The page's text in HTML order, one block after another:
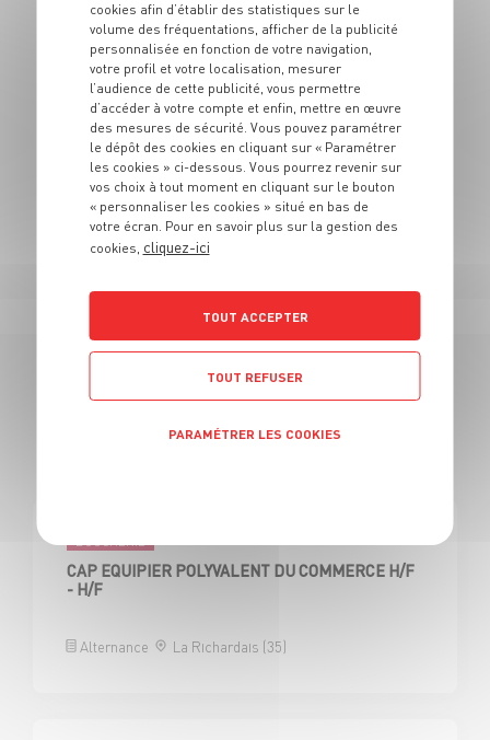
- Donner les conseils culinaires au
client
Concernant l'inscription au CFA, vous devrez faire les
démarches d'inscription directement auprès du CFA.
Attention ! Certains CFA demandent des dossiers de
pré-inscription ! Rapprochez-vous de ces derniers.
N'hésitez pas à vous rendre au sein de nos rayons
pour découvrir notre univers.
23 OFFRES
BOUCHERIE
CAP EQUIPIER POLYVALENT DU COMMERCE H/F
- H/F
Alternance La Richardais (35)
cookies afin d’établir des statistiques sur le
volume des fréquentations, afficher de la publicité
personnalisée en fonction de votre navigation,
votre profil et votre localisation, mesurer
l’audience de cette publicité, vous permettre
d’accéder à votre compte et enfin, mettre en œuvre
des mesures de sécurité. Vous pouvez paramétrer
le dépôt des cookies en cliquant sur « Paramétrer
les cookies » ci-dessous. Vous pourrez revenir sur
vos choix à tout moment en cliquant sur le bouton
« personnaliser les cookies » situé en bas de
votre écran. Pour en savoir plus sur la gestion des
cookies, cliquez-ici
TOUT ACCEPTER
TOUT REFUSER
PARAMÉTRER LES COOKIES